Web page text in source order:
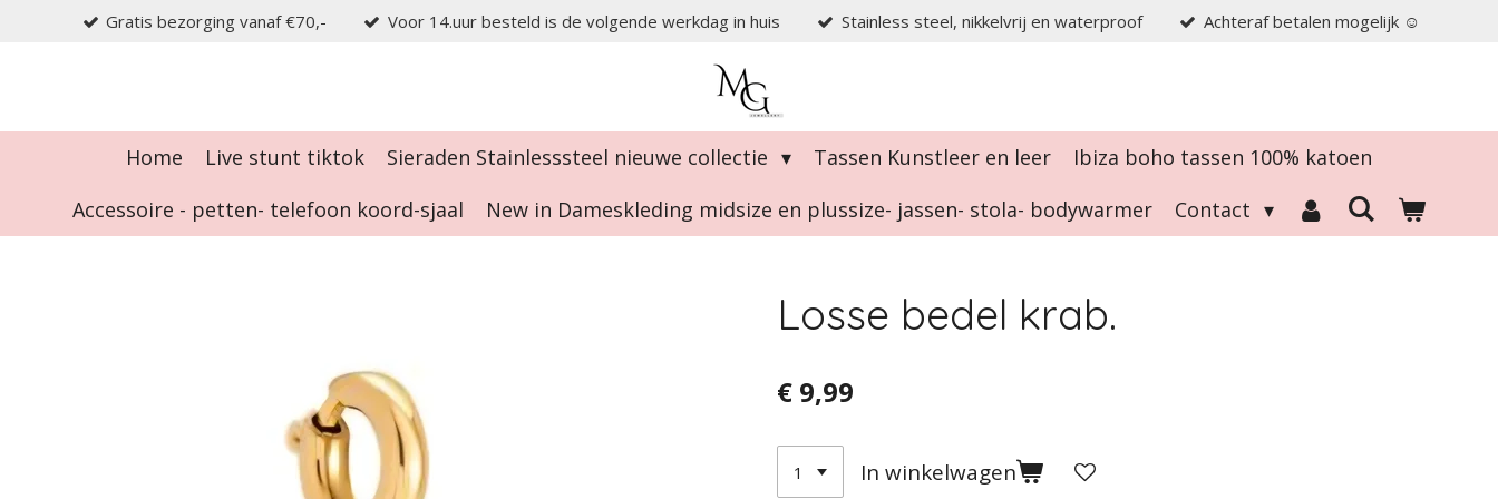
Gratis bezorging vanaf €70,- Voor 14.uur besteld is de volgende werkdag in huis Stainless steel, nikkelvrij en waterproof Achteraf betalen mogelijk ☺️
Home Live stunt tiktok Sieraden Stainlesssteel nieuwe collectie Tassen Kunstleer en leer
Ibiza boho tassen 100% katoen
Accessoire - petten- telefoon koord-sjaal
New in Dameskleding midsize en plussize- jassen- stola- bodywarmer Contact
Losse bedel krab.
€ 9,99
In winkelwagen